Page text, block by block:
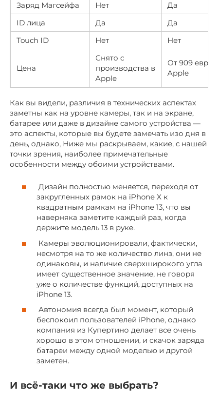
Заряд Магсейфа Нет
Да
ID лица
Да
Да
Touch ID
Нет Нет
Цена
Снято с
производства в
Apple
От 909 евро
Apple
Как вы видели, различия в технических аспектах
заметны как на уровне камеры, так и на экране,
батарее или даже в дизайне самого устройства —
это аспекты, которые вы будете замечать изо дня в
день, однако, Ниже мы раскрываем, какие, с нашей
точки зрения, наиболее примечательные
особенности между обоими устройствами.
Дизайн полностью меняется, переходя от
закругленных рамок на iPhone X к
квадратным рамкам на iPhone 13, что вы
наверняка заметите каждый раз, когда
держите модель 13 в руке.
Камеры эволюционировали, фактически,
несмотря на то же количество линз, они не
одинаковы, и наличие сверхширокого угла
имеет существенное значение, не говоря
уже о количестве функций, доступных на
iPhone 13.
Автономия всегда был момент, который
беспокоил пользователей iPhone, однако
компания из Купертино делает все очень
хорошо в этом отношении, и скачок заряда
батареи между одной моделью и другой
заметен.
И всё-таки что же выбрать?